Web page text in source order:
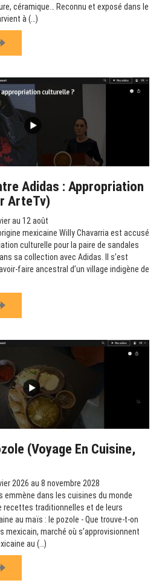
céramique… Reconnu et exposé dans le
à (…)
Adidas : Appropriation
ArteTv)
au 12 août
mexicaine Willy Chavarria est accusé
culturelle pour la paire de sandales
sa collection avec Adidas. Il s’est
faire ancestral d’un village indigène de
(Voyage En Cuisine,
2026 au 8 novembre 2028
emmène dans les cuisines du monde
recettes traditionnelles et de leurs
au maïs : le pozole - Que trouve-t-on
mexicain, marché où s’approvisionnent
au (…)